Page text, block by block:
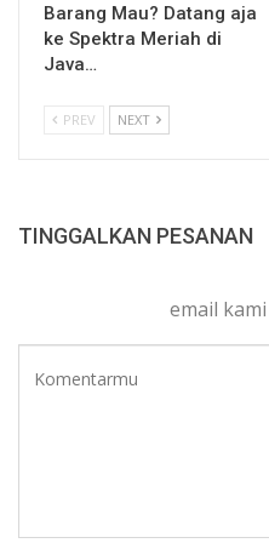
Barang Mau? Datang aja
ke Spektra Meriah di
Java…
PREV NEXT
TINGGALKAN PESANAN
email